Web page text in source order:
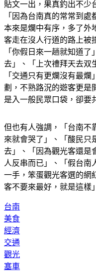
貼文一出，果真釣出不少
「因為台南真的常常到
本來是爛中有序，多了外
客走在沒人行道的路上被
「你假日來一趟就知道
去」、「上次禮拜天去双
「交通只有更爛沒有最
劃，不熟路況的遊客更是
是入一般民眾口袋，卻要
但也有人強調，「台南不
來就會哭了」、「酸民只
去」、「因為觀光客還是
人反串而已」、「假台南
一手，笨蛋觀光客選的網
客不要來最好，就是這樣
台南
美食
經濟
交通
觀光
塞車